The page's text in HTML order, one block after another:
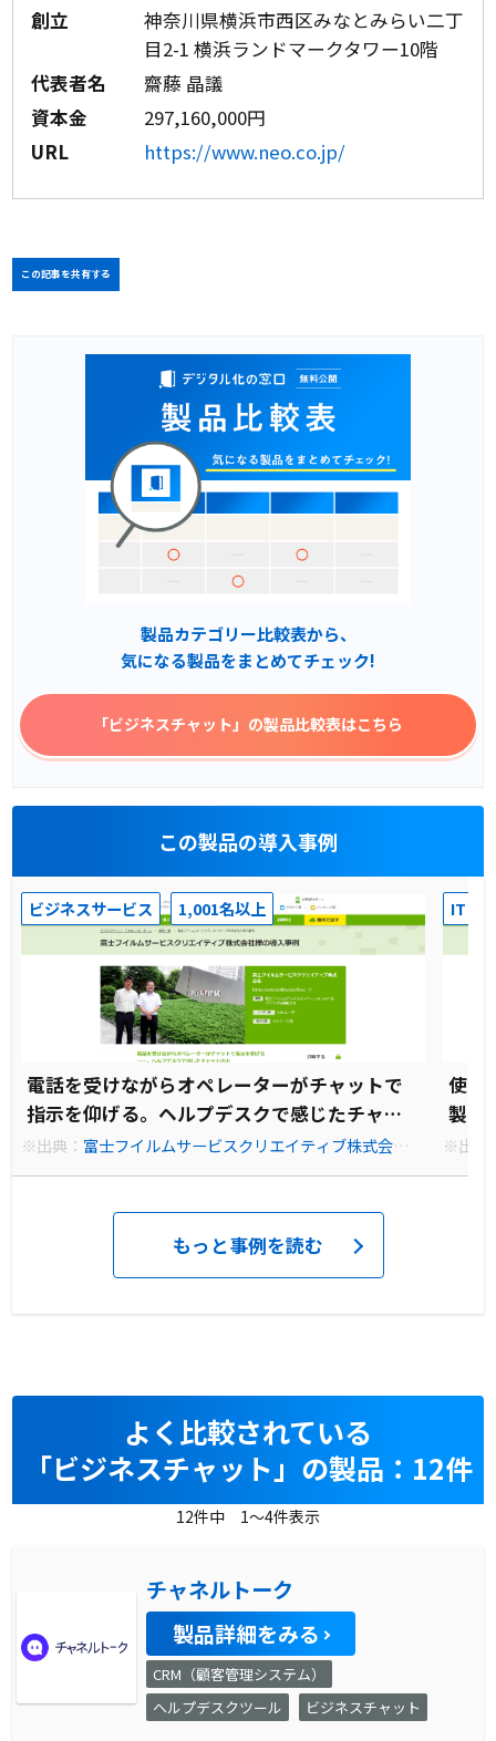
創立
神奈川県横浜市西区みなとみらい二丁
目2-1 横浜ランドマークタワー10階
代表者名
齋藤 晶議
資本金
297,160,000円
URL
https://www.neo.co.jp/
この記事を共有する
製品カテゴリー比較表から、
気になる製品をまとめてチェック!
「ビジネスチャット」 の製品比較表はこちら
この製品の導入事例
ビジネスサービス 1,001名以上
電話を受けながらオペレーターがチャットで
指示を仰げる――。ヘルプデスクで感じたチャッ
トの力
※出典： 富士フイルムサービスクリエイティブ株式会社の
IT・
使い
製品
※出典
もっと事例を読む
よく比較されている
「ビジネスチャット」の製品：12件
12件中 1～4件表示
チャネルトーク
製品詳細をみる
CRM（顧客管理システム）
ヘルプデスクツール
ビジネスチャット